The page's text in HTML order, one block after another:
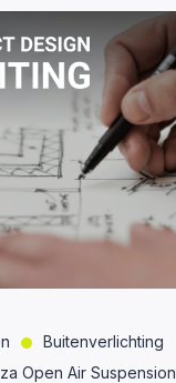
Buitenverlichting
Open Air Suspension